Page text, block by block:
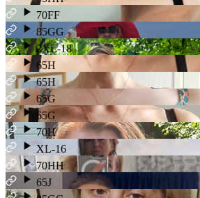
70FF
85GG
2XL-18
65H
65H
65G
65G
70H
XL-16
70HH
65J